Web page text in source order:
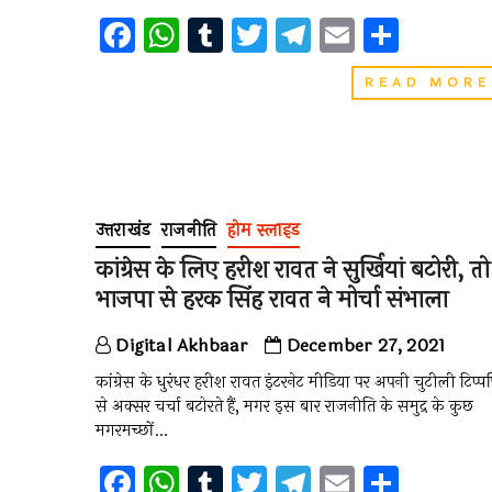
F
a
o
k
W
h
p
p
T
u
T
wi
T
el
E
m
ai
h
ar
READ MORE
उत्तराखंड राजनीति होम स्लाइड
कांग्रेस के लिए हरीश रावत ने सुर्खियां बटोरी, तो
भाजपा से हरक सिंह रावत ने मोर्चा संभाला
Digital Akhbaar December 27, 2021
कांग्रेस के धुरंधर हरीश रावत इंटरनेट मीडिया पर अपनी चुटीली
से अक्सर चर्चा बटोरते हैं, मगर इस बार राजनीति के समुद्र के कुछ
मगरमच्छों…